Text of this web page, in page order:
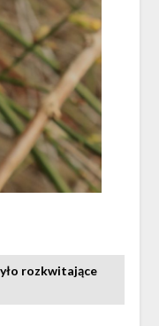
rozkwitające